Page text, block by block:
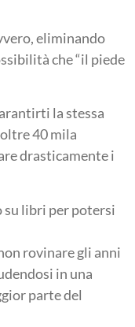
eliminando
che “il piede
la stessa
40 mila
drasticamente i
su libri per potersi
rovinare gli anni
in una
parte del